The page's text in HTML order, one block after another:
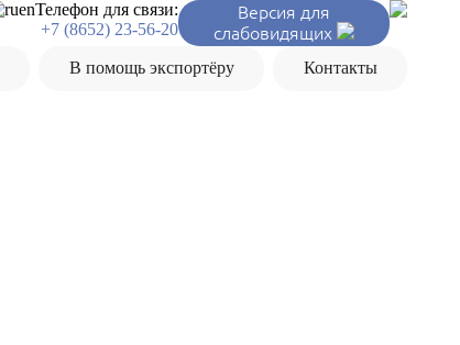
ruenТелефон для связи:
+7 (8652) 23-56-20
Версия для
слабовидящих
В помощь экспортёру Контакты